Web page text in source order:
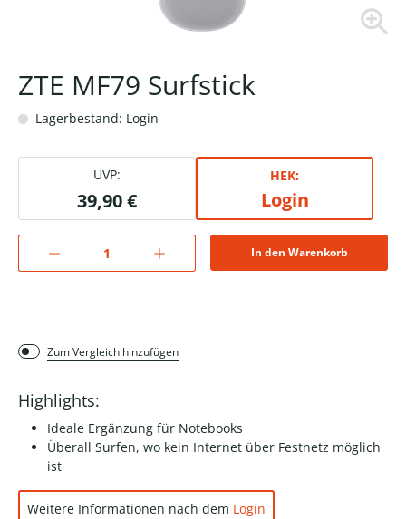
ZTE MF79 Surfstick
Lagerbestand: Login
UVP:
39,90 €
HEK:
Login
In den Warenkorb
Zum Vergleich hinzufügen
Highlights:
Ideale Ergänzung für Notebooks
Überall Surfen, wo kein Internet über Festnetz möglich
ist
Weitere Informationen nach dem Login